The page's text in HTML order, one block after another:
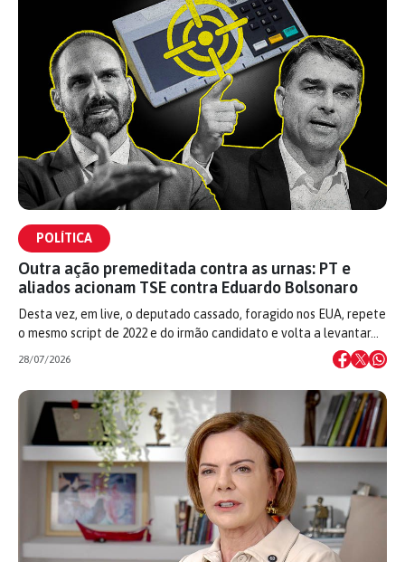
POLÍTICA
Outra ação premeditada contra as urnas: PT e
aliados acionam TSE contra Eduardo Bolsonaro
Desta vez, em live, o deputado cassado, foragido nos EUA, repete
o mesmo script de 2022 e do irmão candidato e volta a levantar…
28/07/2026